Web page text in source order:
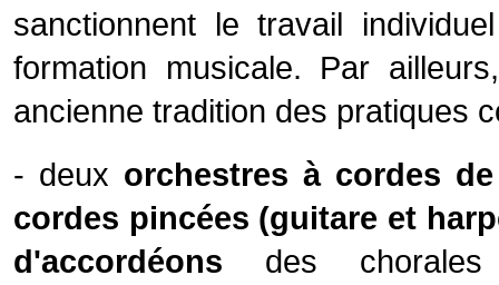
sanctionnent le travail
formation musicale. Par
ancienne tradition des pratiques
- deux orchestres à cordes
cordes pincées (guitare et
d'accordéons des